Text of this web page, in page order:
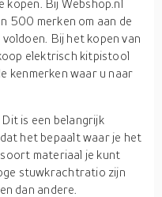
Bij Webshop.nl
500 merken om aan de
Bij het kopen van
elektrisch kitpistool
kenmerken waar u naar
Dit is een belangrijk
het bepaalt waar je het
materiaal je kunt
stuwkrachtratio zijn
dan andere.